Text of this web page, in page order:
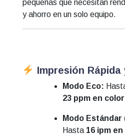
pequeñas que necesitan
y ahorro en un solo equipo.
Impresión
Modo Eco:
23 ppm en color
Modo Estándar
Hasta 16 ipm